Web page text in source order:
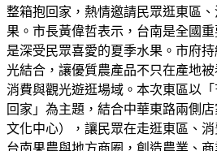
整箱抱回家，熱情邀請民眾逛東區
果。市長黃偉哲表示，台南是全國
是深受民眾喜愛的夏季水果。市府
光結合，讓優質農產品不只在產地
消費與觀光遊逛場域。本次東區以
回家」為主題，結合中華東路兩側
文化中心），讓民眾在走逛東區、
台南果農與地方商圈，創造農業、